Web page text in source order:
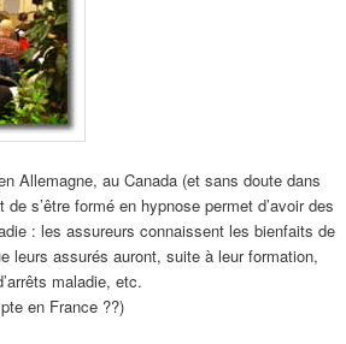
Allemagne, au Canada (et sans doute dans
s’être formé en hypnose permet d’avoir des
: les assureurs connaissent les bienfaits de
leurs assurés auront, suite à leur formation,
maladie, etc.
en France ??)